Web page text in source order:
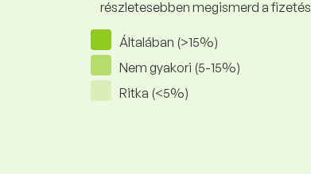
részletesebben megismerd a
Általában (>15%)
Nem gyakori (5-15%)
Ritka (<5%)